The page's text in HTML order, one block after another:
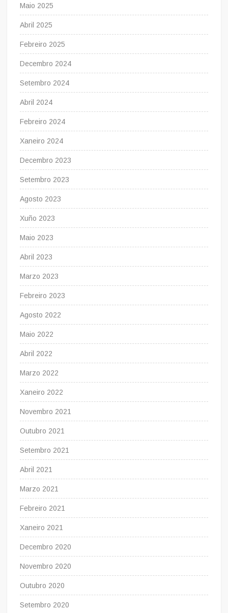
Maio 2025
Abril 2025
Febreiro 2025
Decembro 2024
Setembro 2024
Abril 2024
Febreiro 2024
Xaneiro 2024
Decembro 2023
Setembro 2023
Agosto 2023
Xuño 2023
Maio 2023
Abril 2023
Marzo 2023
Febreiro 2023
Agosto 2022
Maio 2022
Abril 2022
Marzo 2022
Xaneiro 2022
Novembro 2021
Outubro 2021
Setembro 2021
Abril 2021
Marzo 2021
Febreiro 2021
Xaneiro 2021
Decembro 2020
Novembro 2020
Outubro 2020
Setembro 2020